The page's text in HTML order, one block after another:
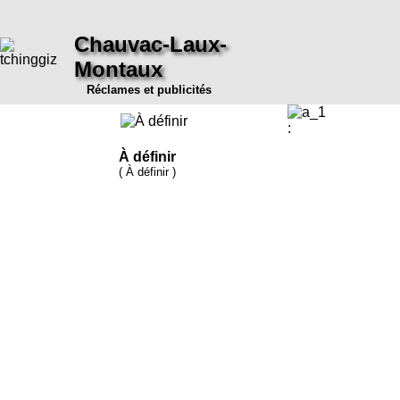
Chauvac-Laux-
Montaux
Réclames et publicités
À définir
( À définir )
: